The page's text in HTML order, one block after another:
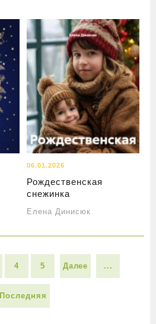
06.01.2026
Рождественская
снежинка
Елена Динисюк
4 5 Далее ...
Последняя